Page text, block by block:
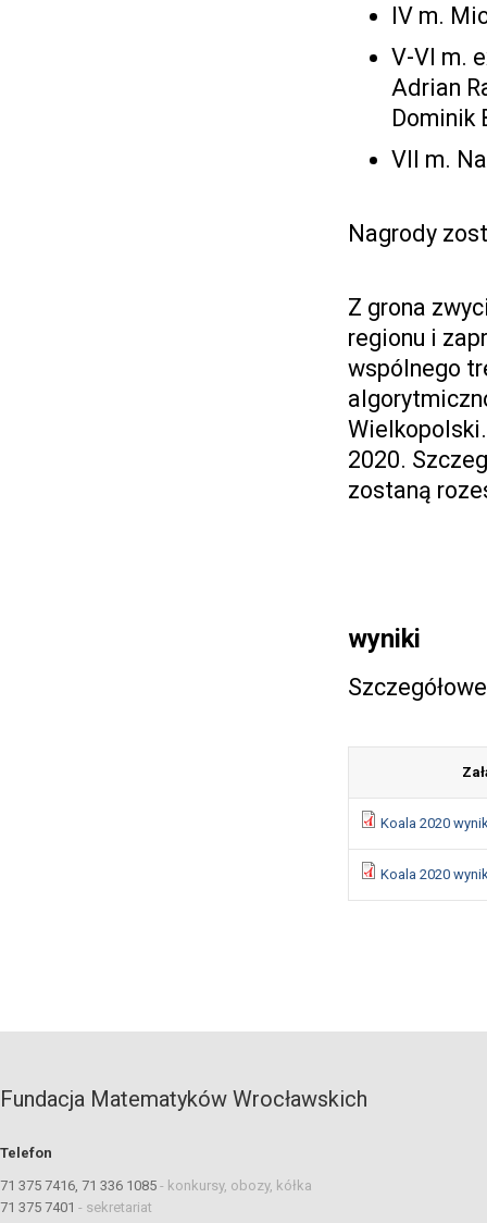
IV m.
V-VI m.
Adrian
Dominik
VII m.
Nagrody
Z grona
regionu i
wspólnego
2020.
zostaną
wyniki
Koala 2020
Koala 2020
Fundacja Matematyków Wrocławskich
Telefon
71 375 7416, 71 336 1085 - konkursy, obozy, kółka
71 375 7401 - sekretariat